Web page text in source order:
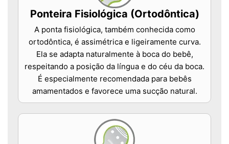
Ponteira Fisiológica (Ortodôntica)
A ponta fisiológica, também conhecida como
ortodôntica, é assimétrica e ligeiramente curva.
Ela se adapta naturalmente à boca do bebê,
respeitando a posição da língua e do céu da boca.
É especialmente recomendada para bebês
amamentados e favorece uma sucção natural.